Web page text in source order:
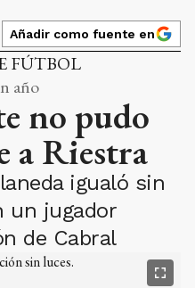
Añadir como fuente en
FÚTBOL
año
no pudo
a Riestra
igualó sin
un jugador
de Cabral